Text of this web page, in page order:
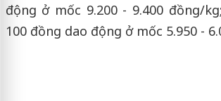
động ở mốc 9.200 - 9.400 đồng/
100 đồng dao động ở mốc 5.950 -